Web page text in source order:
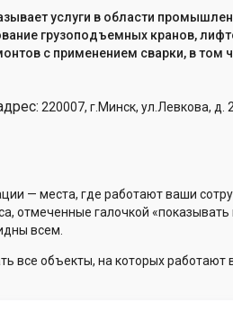
услуги в области
грузоподъемных кранов,
с применением сварки, в том
220007, г.Минск, ул.Левкова, д.
— места, где работают ваши
отмеченные галочкой
всем.
все объекты, на которых